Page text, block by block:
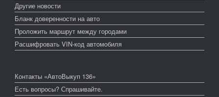
Другие новости
Бланк доверенности на авто
Проложить маршрут между городами
Расшифровать VIN-код автомобиля
Контакты «АвтоВыкуп 136»
Есть вопросы? Спрашивайте.